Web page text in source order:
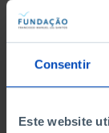
Consentir
Este website
DATA DE INÍCIO
DATA DE FIM